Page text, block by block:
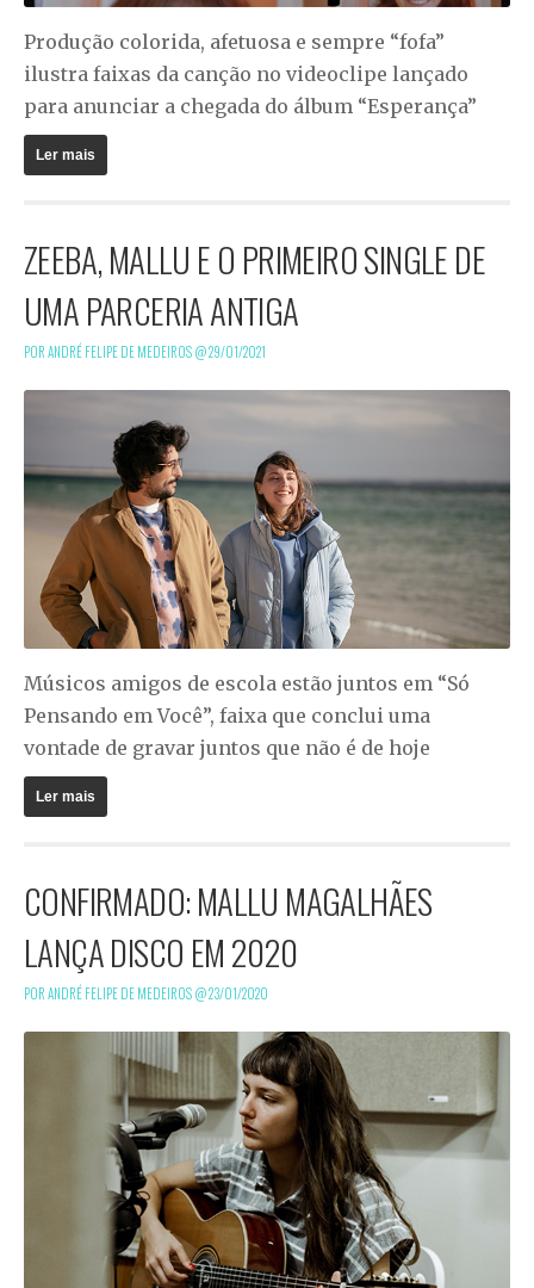
Produção colorida, afetuosa e sempre “fofa”
ilustra faixas da canção no videoclipe lançado
para anunciar a chegada do álbum “Esperança”
Ler mais
ZEEBA, MALLU E O PRIMEIRO SINGLE DE
UMA PARCERIA ANTIGA
POR ANDRÉ FELIPE DE MEDEIROS @29/01/2021
Músicos amigos de escola estão juntos em “Só
Pensando em Você”, faixa que conclui uma
vontade de gravar juntos que não é de hoje
Ler mais
CONFIRMADO: MALLU MAGALHÃES
LANÇA DISCO EM 2020
POR ANDRÉ FELIPE DE MEDEIROS @23/01/2020